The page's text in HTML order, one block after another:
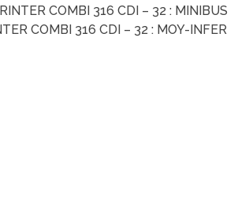
COMBI 316 CDI – 32 : MINIBUS
COMBI 316 CDI – 32 : MOY-INFER